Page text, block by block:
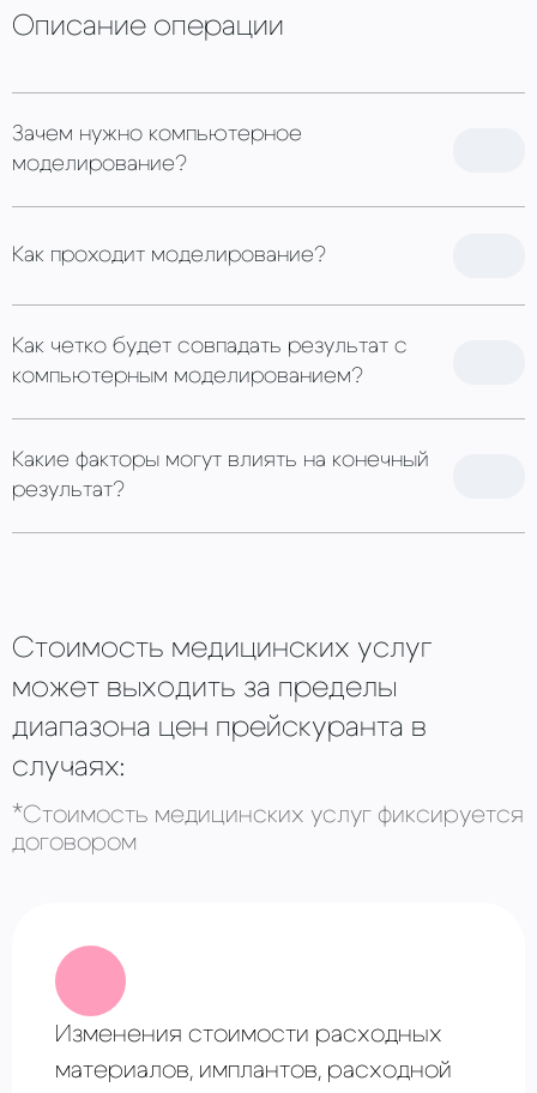
Описание операции
Зачем нужно компьютерное
моделирование?
Как проходит моделирование?
Как четко будет совпадать результат с
компьютерным моделированием?
Какие факторы могут влиять на конечный
результат?
Стоимость медицинских услуг
может выходить за пределы
диапазона цен прейскуранта в
случаях:
*Стоимость медицинских услуг фиксируется
договором
Изменения стоимости расходных
материалов, имплантов, расходной